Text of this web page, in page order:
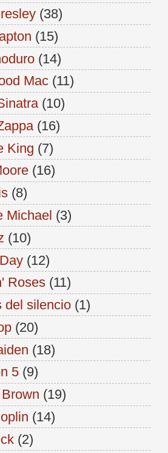
(38)
(15)
(14)
Mac (11)
(10)
(16)
King (7)
(16)
(8)
Michael (3)
(10)
(12)
Roses (11)
del silencio (1)
(20)
(18)
5 (9)
(19)
(14)
(2)